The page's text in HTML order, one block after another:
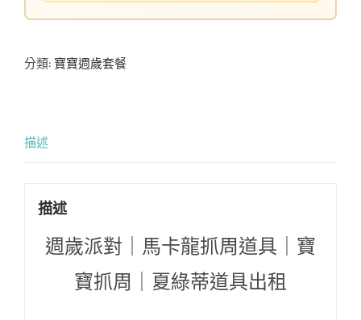
分類: 寶寶週歲套餐
描述
描述
週歲派對｜馬卡龍抓周道具｜寶
寶抓周｜夏綠蒂道具出租